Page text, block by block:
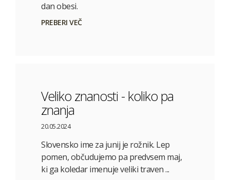
dan obesi.
PREBERI VEČ
Veliko znanosti - koliko pa
znanja
20.05.2024
Slovensko ime za junij je rožnik. Lep
pomen, občudujemo pa predvsem maj,
ki ga koledar imenuje veliki traven ...